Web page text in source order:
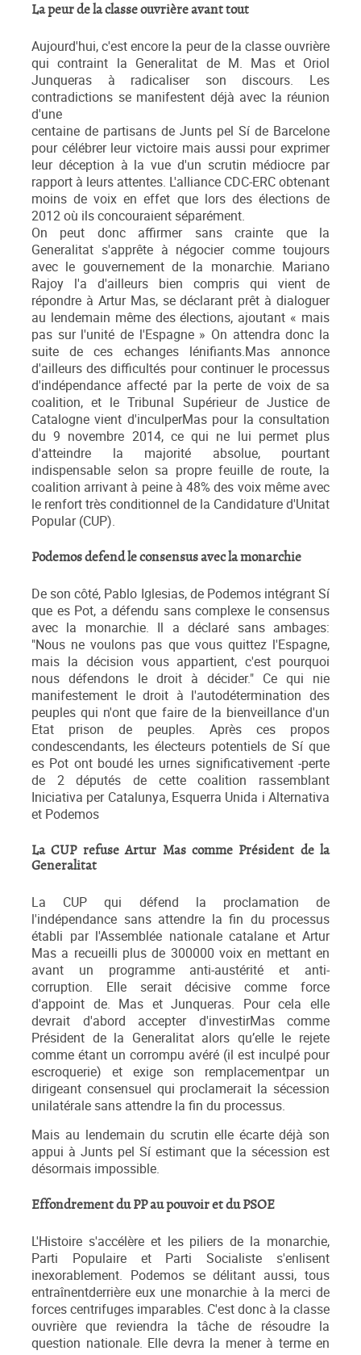
La peur de la classe ouvrière avant tout
Aujourd'hui, c'est encore la peur de la classe ouvrière
qui contraint la Generalitat de M. Mas et Oriol
Junqueras à radicaliser son discours. Les
contradictions se manifestent déjà avec la réunion
d'une
centaine de partisans de Junts pel Sí de Barcelone
pour célébrer leur victoire mais aussi pour exprimer
leur déception à la vue d'un scrutin médiocre par
rapport à leurs attentes. L'alliance CDC-ERC obtenant
moins de voix en effet que lors des élections de
2012 où ils concouraient séparément.
On peut donc affirmer sans crainte que la
Generalitat s'apprête à négocier comme toujours
avec le gouvernement de la monarchie. Mariano
Rajoy l'a d'ailleurs bien compris qui vient de
répondre à Artur Mas, se déclarant prêt à dialoguer
au lendemain même des élections, ajoutant « mais
pas sur l'unité de l'Espagne » On attendra donc la
suite de ces echanges lénifiants.Mas annonce
d'ailleurs des difficultés pour continuer le processus
d'indépendance affecté par la perte de voix de sa
coalition, et le Tribunal Supérieur de Justice de
Catalogne vient d'inculperMas pour la consultation
du 9 novembre 2014, ce qui ne lui permet plus
d'atteindre la majorité absolue, pourtant
indispensable selon sa propre feuille de route, la
coalition arrivant à peine à 48% des voix même avec
le renfort très conditionnel de la Candidature d'Unitat
Popular (CUP).
Podemos defend le consensus avec la monarchie
De son côté, Pablo Iglesias, de Podemos intégrant Sí
que es Pot, a défendu sans complexe le consensus
avec la monarchie. Il a déclaré sans ambages:
"Nous ne voulons pas que vous quittez l'Espagne,
mais la décision vous appartient, c'est pourquoi
nous défendons le droit à décider." Ce qui nie
manifestement le droit à l'autodétermination des
peuples qui n'ont que faire de la bienveillance d'un
Etat prison de peuples. Après ces propos
condescendants, les électeurs potentiels de Sí que
es Pot ont boudé les urnes significativement -perte
de 2 députés de cette coalition rassemblant
Iniciativa per Catalunya, Esquerra Unida i Alternativa
et Podemos
La CUP refuse Artur Mas comme Président de la
Generalitat
La CUP qui défend la proclamation de
l'indépendance sans attendre la fin du processus
établi par l'Assemblée nationale catalane et Artur
Mas a recueilli plus de 300000 voix en mettant en
avant un programme anti-austérité et anti-
corruption. Elle serait décisive comme force
d'appoint de. Mas et Junqueras. Pour cela elle
devrait d'abord accepter d'investirMas comme
Président de la Generalitat alors qu’elle le rejete
comme étant un corrompu avéré (il est inculpé pour
escroquerie) et exige son remplacementpar un
dirigeant consensuel qui proclamerait la sécession
unilatérale sans attendre la fin du processus.
Mais au lendemain du scrutin elle écarte déjà son
appui à Junts pel Sí estimant que la sécession est
désormais impossible.
Effondrement du PP au pouvoir et du PSOE
L'Histoire s'accélère et les piliers de la monarchie,
Parti Populaire et Parti Socialiste s'enlisent
inexorablement. Podemos se délitant aussi, tous
entraînentderrière eux une monarchie à la merci de
forces centrifuges imparables. C'est donc à la classe
ouvrière que reviendra la tâche de résoudre la
question nationale. Elle devra la mener à terme en